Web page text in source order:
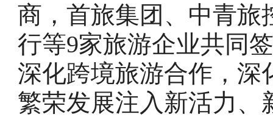
商，首旅集团、中青旅
行等9家旅游企业共同
深化跨境旅游合作，深
繁荣发展注入新活力、